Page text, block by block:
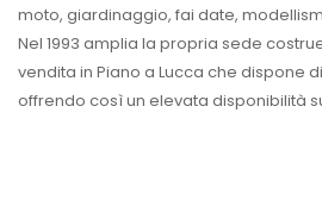
moto, giardinaggio, fai date,
Nel 1993 amplia la propria sede
vendita in Piano a Lucca che dispone
offrendo così un elevata disponibilità